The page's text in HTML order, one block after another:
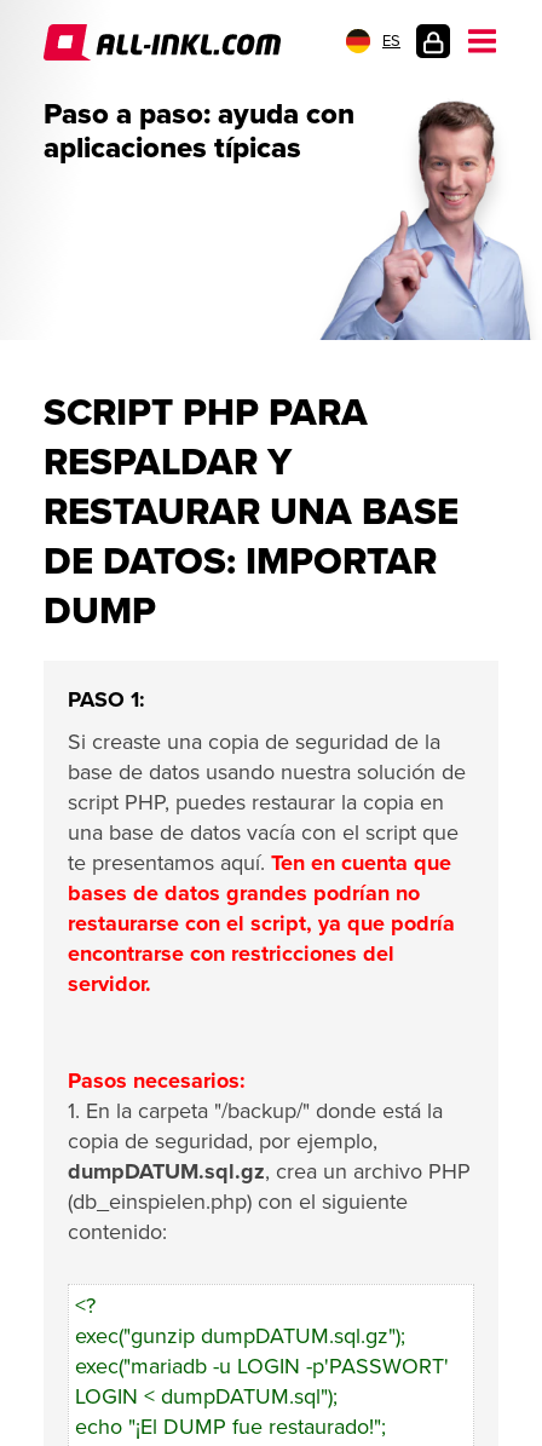
ES
DE
SESIÓN
Paso a paso: ayuda con
aplicaciones típicas
SCRIPT PHP PARA
RESPALDAR Y
RESTAURAR UNA BASE
DE DATOS: IMPORTAR
DUMP
PASO 1:
Si creaste una copia de seguridad de la
base de datos usando nuestra solución de
script PHP, puedes restaurar la copia en
una base de datos vacía con el script que
te presentamos aquí. Ten en cuenta que
bases de datos grandes podrían no
restaurarse con el script, ya que podría
encontrarse con restricciones del
servidor.
Pasos necesarios:
1. En la carpeta "/backup/" donde está la
copia de seguridad, por ejemplo,
dumpDATUM.sql.gz, crea un archivo PHP
(db_einspielen.php) con el siguiente
contenido:
<?
exec("gunzip dumpDATUM.sql.gz");
exec("mariadb -u LOGIN -p'PASSWORT'
LOGIN < dumpDATUM.sql");
echo "¡El DUMP fue restaurado!";